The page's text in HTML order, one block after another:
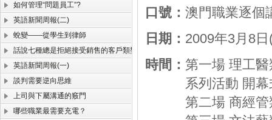
如何管理“問題員工”?
英語新聞周報(二)
蛻變——從學生到律師
話說七種總是拒絕接受銷售的客戶類型
英語新聞周報(一)
談判需要逆向思維
上司與下屬溝通的竅門
哪些職業最需要充電？
口號： 澳門職業逐個
日期： 2009年3月8
時間： 第一場 理工
系列活動 開幕式
第二場 商經管類